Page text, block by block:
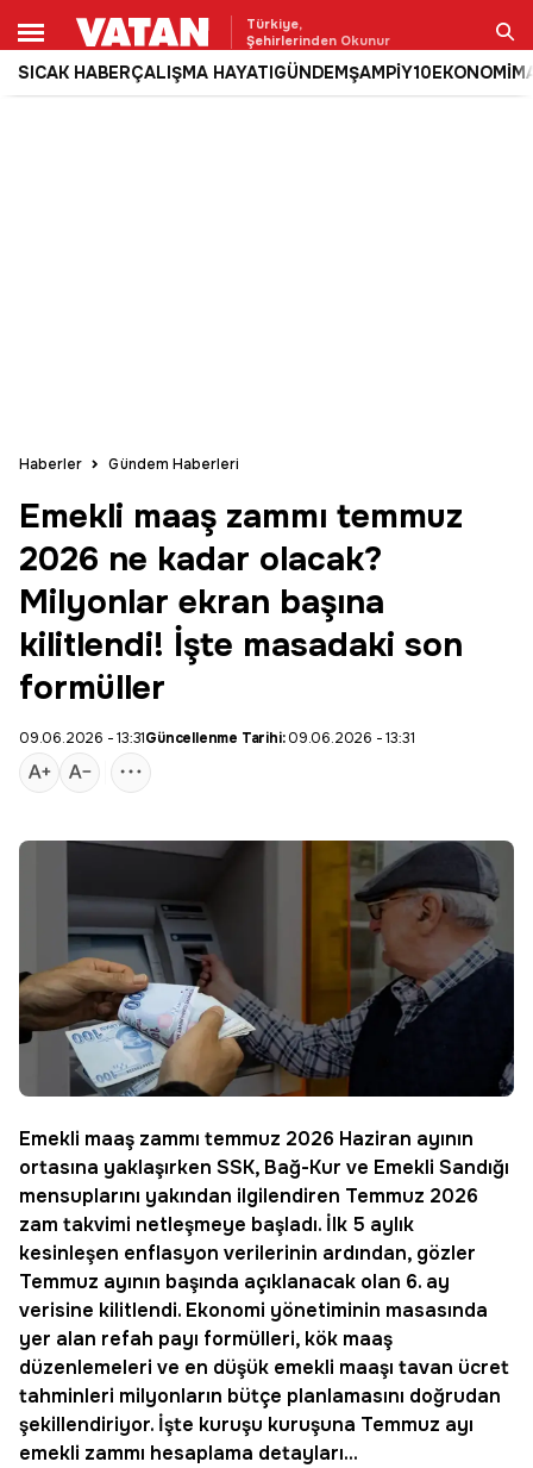
Türkiye,
Şehirlerinden Okunur
SICAK HABERÇALIŞMA HAYATIGÜNDEMŞAMPİY10EKONOMİ
Ara
Haberler Gündem Haberleri
Emekli maaş zammı temmuz
2026 ne kadar olacak?
Milyonlar ekran başına
kilitlendi! İşte masadaki son
formüller
09.06.2026 - 13:31Güncellenme Tarihi:09.06.2026 - 13:31
Emekli maaş zammı temmuz 2026 Haziran ayının
ortasına yaklaşırken SSK, Bağ-Kur ve Emekli Sandığı
mensuplarını yakından ilgilendiren Temmuz 2026
zam takvimi netleşmeye başladı. İlk 5 aylık
kesinleşen enflasyon verilerinin ardından, gözler
Temmuz ayının başında açıklanacak olan 6. ay
verisine kilitlendi. Ekonomi yönetiminin masasında
yer alan refah payı formülleri, kök maaş
düzenlemeleri ve en düşük emekli maaşı tavan ücret
tahminleri milyonların bütçe planlamasını doğrudan
şekillendiriyor. İşte kuruşu kuruşuna Temmuz ayı
emekli zammı hesaplama detayları...